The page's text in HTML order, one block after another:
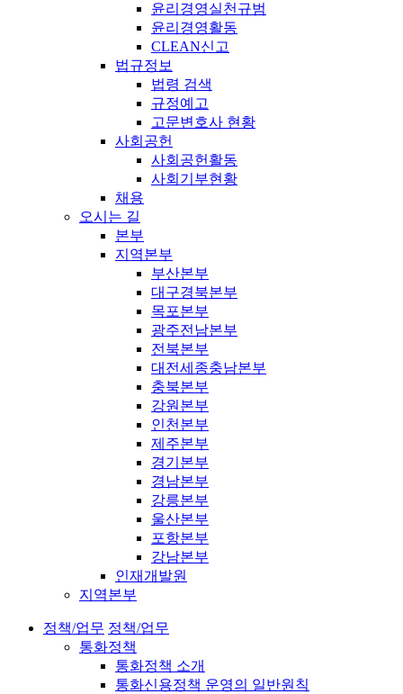
윤리경영실천규범
윤리경영활동
CLEAN신고
법규정보
법령 검색
규정예고
고문변호사 현황
사회공헌
사회공헌활동
사회기부현황
채용
오시는 길
본부
지역본부
부산본부
대구경북본부
목포본부
광주전남본부
전북본부
대전세종충남본부
충북본부
강원본부
인천본부
제주본부
경기본부
경남본부
강릉본부
울산본부
포항본부
강남본부
인재개발원
지역본부
정책/업무 정책/업무
통화정책
통화정책 소개
통화신용정책 운영의 일반원칙